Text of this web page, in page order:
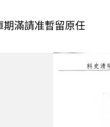
期滿請准暫留原任